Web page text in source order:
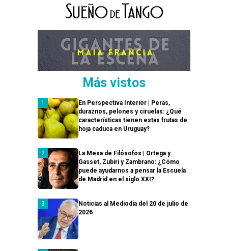
Más vistos
En Perspectiva Interior | Peras,
duraznos, pelones y ciruelas: ¿Qué
características tienen estas frutas de
hoja caduca en Uruguay?
La Mesa de Filósofos | Ortega y
Gasset, Zubiri y Zambrano: ¿Cómo
puede ayudarnos a pensar la Escuela
de Madrid en el siglo XXI?
Noticias al Mediodía del 20 de julio de
2026